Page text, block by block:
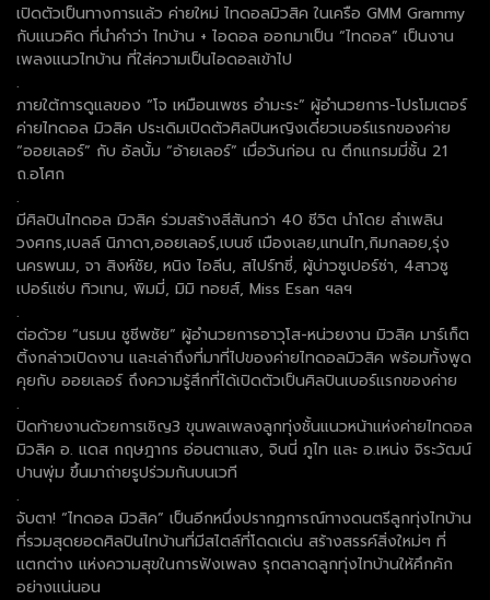
เปิดตัวเป็นทางการแล้ว ค่ายใหม่ ไทดอลมิวสิค ในเครือ GMM Grammy
กับแนวคิด ที่นำคำว่า ไทบ้าน + ไอดอล ออกมาเป็น “ไทดอล” เป็นงาน
เพลงแนวไทบ้าน ที่ใส่ความเป็นไอดอลเข้าไป
.
ภายใต้การดูแลของ “โจ เหมือนเพชร อำมะระ” ผู้อำนวยการ-โปรโมเตอร์
ค่ายไทดอล มิวสิค ประเดิมเปิดตัวศิลปินหญิงเดี่ยวเบอร์แรกของค่าย
“ออยเลอร์” กับ อัลบั้ม “อ้ายเลอร์” เมื่อวันก่อน ณ ตึกแกรมมี่ชั้น 21
ถ.อโศก
.
มีศิลปินไทดอล มิวสิค ร่วมสร้างสีสันกว่า 40 ชีวิต นำโดย ลำเพลิน
วงศกร,เบลล์ นิภาดา,ออยเลอร์,เบนซ์ เมืองเลย,แทนไท,กิมกลอย,รุ่ง
นครพนม, จา สิงห์ชัย, หนิง ไอลีน, สไปร์ทซี่, ผู้บ่าวซูเปอร์ซ่า, 4สาวซู
เปอร์แซ่บ ทิวเทน, พิมมี่, มิมิ ทอยส์, Miss Esan ฯลฯ
.
ต่อด้วย “นรมน ชูชีพชัย” ผู้อำนวยการอาวุโส-หน่วยงาน มิวสิค มาร์เก็ต
ติ้งกล่าวเปิดงาน และเล่าถึงที่มาที่ไปของค่ายไทดอลมิวสิค พร้อมทั้งพูด
คุยกับ ออยเลอร์ ถึงความรู้สึกที่ได้เปิดตัวเป็นศิลปินเบอร์แรกของค่าย
.
ปิดท้ายงานด้วยการเชิญ3 ขุนพลเพลงลูกทุ่งชั้นแนวหน้าแห่งค่ายไทดอล
มิวสิค อ. แดส กฤษฎากร อ่อนตาแสง, จินนี่ ภูไท และ อ.เหน่ง จิระวัฒน์
ปานพุ่ม ขึ้นมาถ่ายรูปร่วมกันบนเวที
.
จับตา! “ไทดอล มิวสิค” เป็นอีกหนึ่งปรากฏการณ์ทางดนตรีลูกทุ่งไทบ้าน
ที่รวมสุดยอดศิลปินไทบ้านที่มีสไตล์ที่โดดเด่น สร้างสรรค์สิ่งใหม่ๆ ที่
แตกต่าง แห่งความสุขในการฟังเพลง รุกตลาดลูกทุ่งไทบ้านให้คึกคัก
อย่างแน่นอน